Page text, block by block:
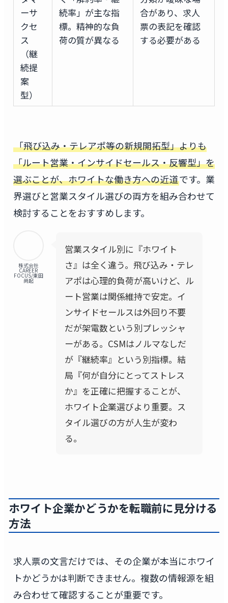
ーサ
クセ
ス
（継
続提
案
型）
続率」が主な指
標。精神的な負
荷の質が異なる
合があり、求人
票の表記を確認
する必要がある
「飛び込み・テレアポ等の新規開拓型」よりも
「ルート営業・インサイドセールス・反響型」を
選ぶことが、ホワイトな働き方への近道です。業
界選びと営業スタイル選びの両方を組み合わせて
検討することをおすすめします。
株式会社
CAREER
FOCUS/東田
尚起
営業スタイル別に『ホワイト
さ』は全く違う。飛び込み・テレ
アポは心理的負荷が高いけど、ル
ート営業は関係維持で安定。イ
ンサイドセールスは外回り不要
だが架電数という別プレッシャ
ーがある。CSMはノルマなしだ
が『継続率』という別指標。結
局『何が自分にとってストレス
か』を正確に把握することが、
ホワイト企業選びより重要。ス
タイル選びの方が人生が変わ
る。
ホワイト企業かどうかを転職前に見分ける
方法
求人票の文言だけでは、その企業が本当にホワイ
トかどうかは判断できません。複数の情報源を組
み合わせて確認することが重要です。